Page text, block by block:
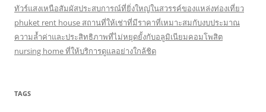
ทัวร์แสงเหนือสัมผัสประสบการณ์ที่ยิ่งใหญ่ในสวรรค์ของแหล่งท่องเที่ยว
phuket rent house สถานที่ให้เช่าที่มีราคาที่เหมาะสมกับงบประมาณ
ความล้ำค่าและประสิทธิภาพที่ไม่หยุดยั้งกับอลูมิเนียมคอมโพสิต
nursing home ที่ให้บริการดูแลอย่างใกล้ชิด
TAGS